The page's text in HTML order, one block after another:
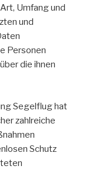
Umfang und
und
Personen
die ihnen
Segelflug hat
zahlreiche
Schutz